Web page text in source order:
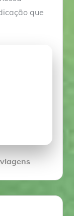
que